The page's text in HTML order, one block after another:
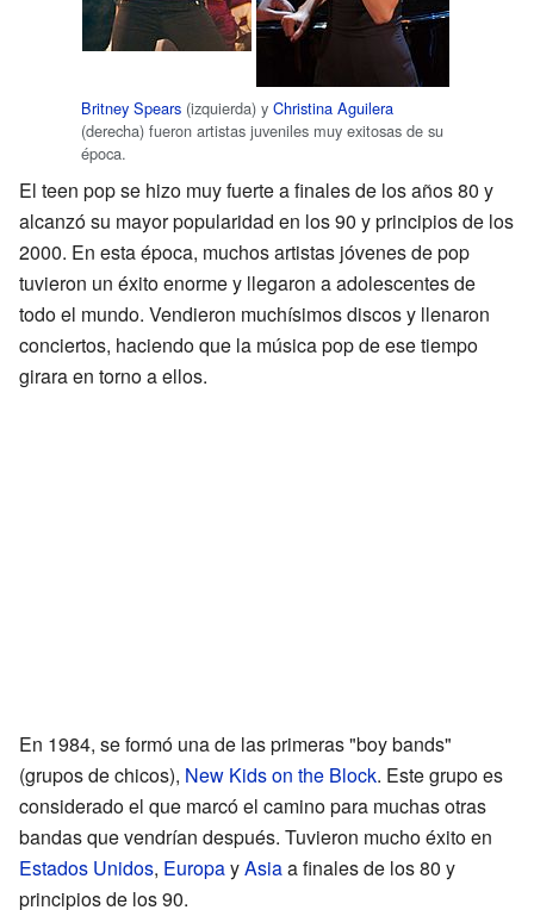
Britney Spears (izquierda) y Christina Aguilera
(derecha) fueron artistas juveniles muy exitosas de su
época.
El teen pop se hizo muy fuerte a finales de los años 80 y
alcanzó su mayor popularidad en los 90 y principios de los
2000. En esta época, muchos artistas jóvenes de pop
tuvieron un éxito enorme y llegaron a adolescentes de
todo el mundo. Vendieron muchísimos discos y llenaron
conciertos, haciendo que la música pop de ese tiempo
girara en torno a ellos.
En 1984, se formó una de las primeras "boy bands"
(grupos de chicos), New Kids on the Block. Este grupo es
considerado el que marcó el camino para muchas otras
bandas que vendrían después. Tuvieron mucho éxito en
Estados Unidos, EuropayAsiaa finales de los 80 y
principios de los 90.